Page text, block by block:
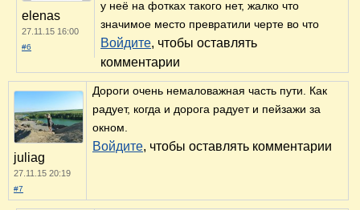
elenas
27.11.15 16:00
#6
у неё на фотках такого нет, жалко что
значимое место превратили черте во что
Войдите, чтобы оставлять
комментарии
juliag
27.11.15 20:19
#7
Дороги очень немаловажная часть пути. Как
радует, когда и дорога радует и пейзажи за
окном.
Войдите, чтобы оставлять комментарии